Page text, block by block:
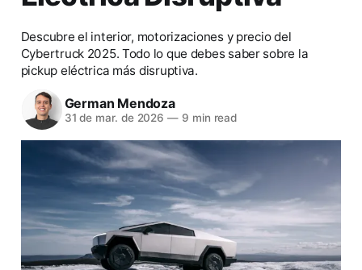
Descubre el interior, motorizaciones y precio del
Cybertruck 2025. Todo lo que debes saber sobre la
pickup eléctrica más disruptiva.
German Mendoza
31 de mar. de 2026 — 9 min read